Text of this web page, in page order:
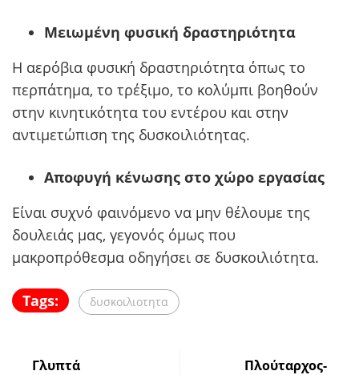
Μειωμένη φυσική δραστηριότητα
Η αερόβια φυσική δραστηριότητα όπως το
περπάτημα, το τρέξιμο, το κολύμπι βοηθούν
στην κινητικότητα του εντέρου και στην
αντιμετώπιση της δυσκοιλιότητας.
Αποφυγή κένωσης στο χώρο εργασίας
Είναι συχνό φαινόμενο να μην θέλουμε της
δουλειάς μας, γεγονός όμως που
μακροπρόθεσμα οδηγήσει σε δυσκοιλιότητα.
Tags: δυσκοιλιοτητα
Γλυπτά
Πλούταρχος-